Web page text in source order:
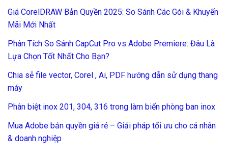
Giá CorelDRAW Bản Quyền 2025: So Sánh Các Gói & Khuyến
Mãi Mới Nhất
Phân Tích So Sánh CapCut Pro vs Adobe Premiere: Đâu Là
Lựa Chọn Tốt Nhất Cho Bạn?
Chia sẻ file vector, Corel , Ai, PDF hướng dẫn sử dụng thang
máy
Phân biệt inox 201, 304, 316 trong làm biển phòng ban inox
Mua Adobe bản quyền giá rẻ – Giải pháp tối ưu cho cá nhân
& doanh nghiệp